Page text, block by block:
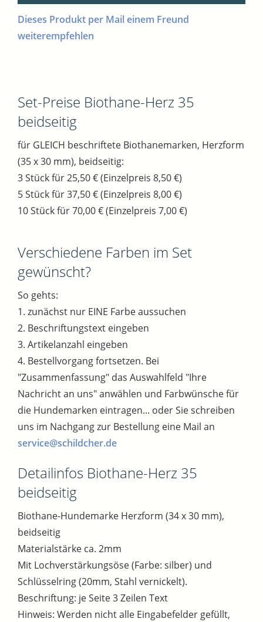
Dieses Produkt per Mail einem Freund
weiterempfehlen
Set-Preise Biothane-Herz 35
beidseitig
für GLEICH beschriftete Biothanemarken, Herzform
(35 x 30 mm), beidseitig:
3 Stück für 25,50 € (Einzelpreis 8,50 €)
5 Stück für 37,50 € (Einzelpreis 8,00 €)
10 Stück für 70,00 € (Einzelpreis 7,00 €)
Verschiedene Farben im Set
gewünscht?
So gehts:
1. zunächst nur EINE Farbe aussuchen
2. Beschriftungstext eingeben
3. Artikelanzahl eingeben
4. Bestellvorgang fortsetzen. Bei
"Zusammenfassung" das Auswahlfeld "Ihre
Nachricht an uns" anwählen und Farbwünsche für
die Hundemarken eintragen... oder Sie schreiben
uns im Nachgang zur Bestellung eine Mail an
service@schildcher.de
Detailinfos Biothane-Herz 35
beidseitig
Biothane-Hundemarke Herzform (34 x 30 mm),
beidseitig
Materialstärke ca. 2mm
Mit Lochverstärkungsöse (Farbe: silber) und
Schlüsselring (20mm, Stahl vernickelt).
Beschriftung: je Seite 3 Zeilen Text
Hinweis: Werden nicht alle Eingabefelder gefüllt,